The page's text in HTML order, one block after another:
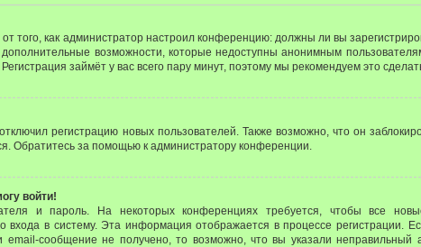
того, как администратор настроил конференцию: должны ли вы
возможности, которые недоступны анонимным
займёт у вас всего пару минут, поэтому мы рекомендуем это
регистрацию новых пользователей. Также возможно, что он
Обратитесь за помощью к администратору конференции.
войти!
и пароль. На некоторых конференциях требуется, чтобы все
входа в систему. Эта информация отображается в процессе регистрации.
email-сообщение не получено, то возможно, что вы указали неправильный